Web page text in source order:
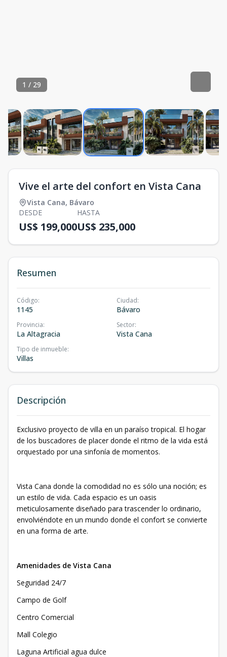
1 / 29
Vive el arte del confort en Vista Cana
Vista Cana, Bávaro
DESDE
US$ 199,000
HASTA
US$ 235,000
Resumen
Código:
1145
Ciudad:
Bávaro
Provincia:
La Altagracia
Sector:
Vista Cana
Tipo de inmueble:
Villas
Descripción
Exclusivo proyecto de villa en un paraíso tropical. El hogar
de los buscadores de placer donde el ritmo de la vida está
orquestado por una sinfonía de momentos.
Vista Cana donde la comodidad no es sólo una noción; es
un estilo de vida. Cada espacio es un oasis
meticulosamente diseñado para trascender lo ordinario,
envolviéndote en un mundo donde el confort se convierte
en una forma de arte.
Amenidades de Vista Cana
Seguridad 24/7
Campo de Golf
Centro Comercial
Mall Colegio
Laguna Artificial agua dulce